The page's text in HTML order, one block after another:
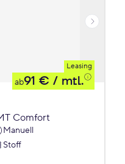
Leasing
ab91 € / mtl.
Comfort
Manuell
Stoff